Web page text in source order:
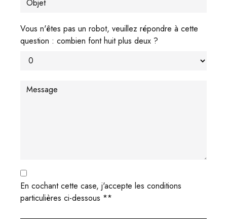
Vous n'êtes pas un robot, veuillez répondre à cette
question : combien font huit plus deux ?
En cochant cette case, j'accepte les conditions
particulières ci-dessous **